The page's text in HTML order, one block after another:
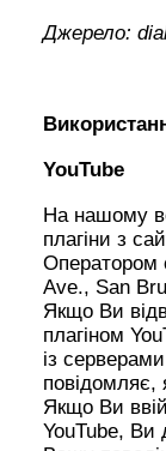
Джерело:
YouTube
На нашому
плагіни з
Оператором
Ave., San
Якщо Ви
плагіном
із
повідомляє,
Якщо Ви
YouTube, Ви